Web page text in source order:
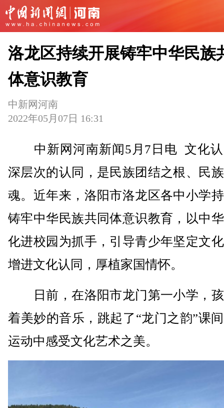
洛龙区持续开展铸牢中华民族
体意识教育
中新网河南
2022年05月07日 16:31
中新网河南新闻5月7日电 文化认
深层次的认同，是民族团结之根、民
魂。近年来，洛阳市洛龙区各中小学
铸牢中华民族共同体意识教育，以中
化进校园为抓手，引导青少年坚定文
增进文化认同，厚植家国情怀。
日前，在洛阳市龙门第一小学，
着美妙的音乐，跳起了“龙门之韵”课
运动中感受文化艺术之美。